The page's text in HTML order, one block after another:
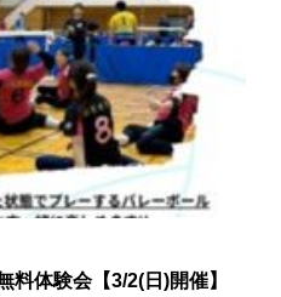
料体験会【3/2(日)開催】